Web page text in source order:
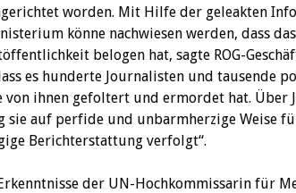
worden. Mit Hilfe der geleakten
könne nachwiesen werden, dass
belogen hat, sagte ROG-
es hunderte Journalisten und tausende
ihnen gefoltert und ermordet hat. Über
sie auf perfide und unbarmherzige Weise
Berichterstattung verfolgt“.
der UN-Hochkommissarin für